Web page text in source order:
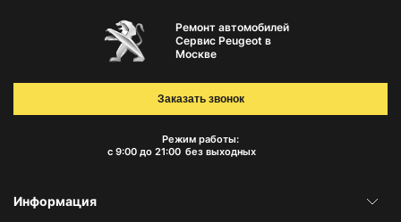
Ремонт автомобилей
Сервис Peugeot в
Москве
Режим работы:
с 9:00 до 21:00 без выходных
Заказать звонок
Информация